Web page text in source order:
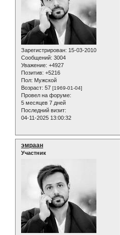
Зарегистрирован: 15-03-2010
Сообщений: 3004
Уважение: +4927
Позитив: +5216
Пол: Мужской
Возраст: 57 [1969-01-04]
Провел на форуме:
5 месяцев 7 дней
Последний визит:
04-11-2025 13:00:32
эмраан
Участник